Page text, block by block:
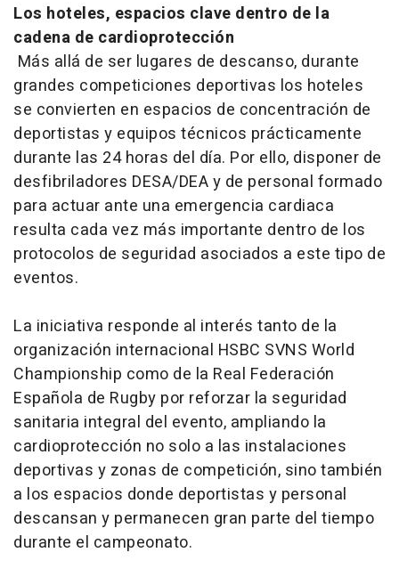
Los hoteles, espacios clave dentro de la
cadena de cardioprotección
Más allá de ser lugares de descanso, durante
grandes competiciones deportivas los hoteles
se convierten en espacios de concentración de
deportistas y equipos técnicos prácticamente
durante las 24 horas del día. Por ello, disponer de
desfibriladores DESA/DEA y de personal formado
para actuar ante una emergencia cardiaca
resulta cada vez más importante dentro de los
protocolos de seguridad asociados a este tipo de
eventos.
La iniciativa responde al interés tanto de la
organización internacional HSBC SVNS World
Championship como de la Real Federación
Española de Rugby por reforzar la seguridad
sanitaria integral del evento, ampliando la
cardioprotección no solo a las instalaciones
deportivas y zonas de competición, sino también
a los espacios donde deportistas y personal
descansan y permanecen gran parte del tiempo
durante el campeonato.